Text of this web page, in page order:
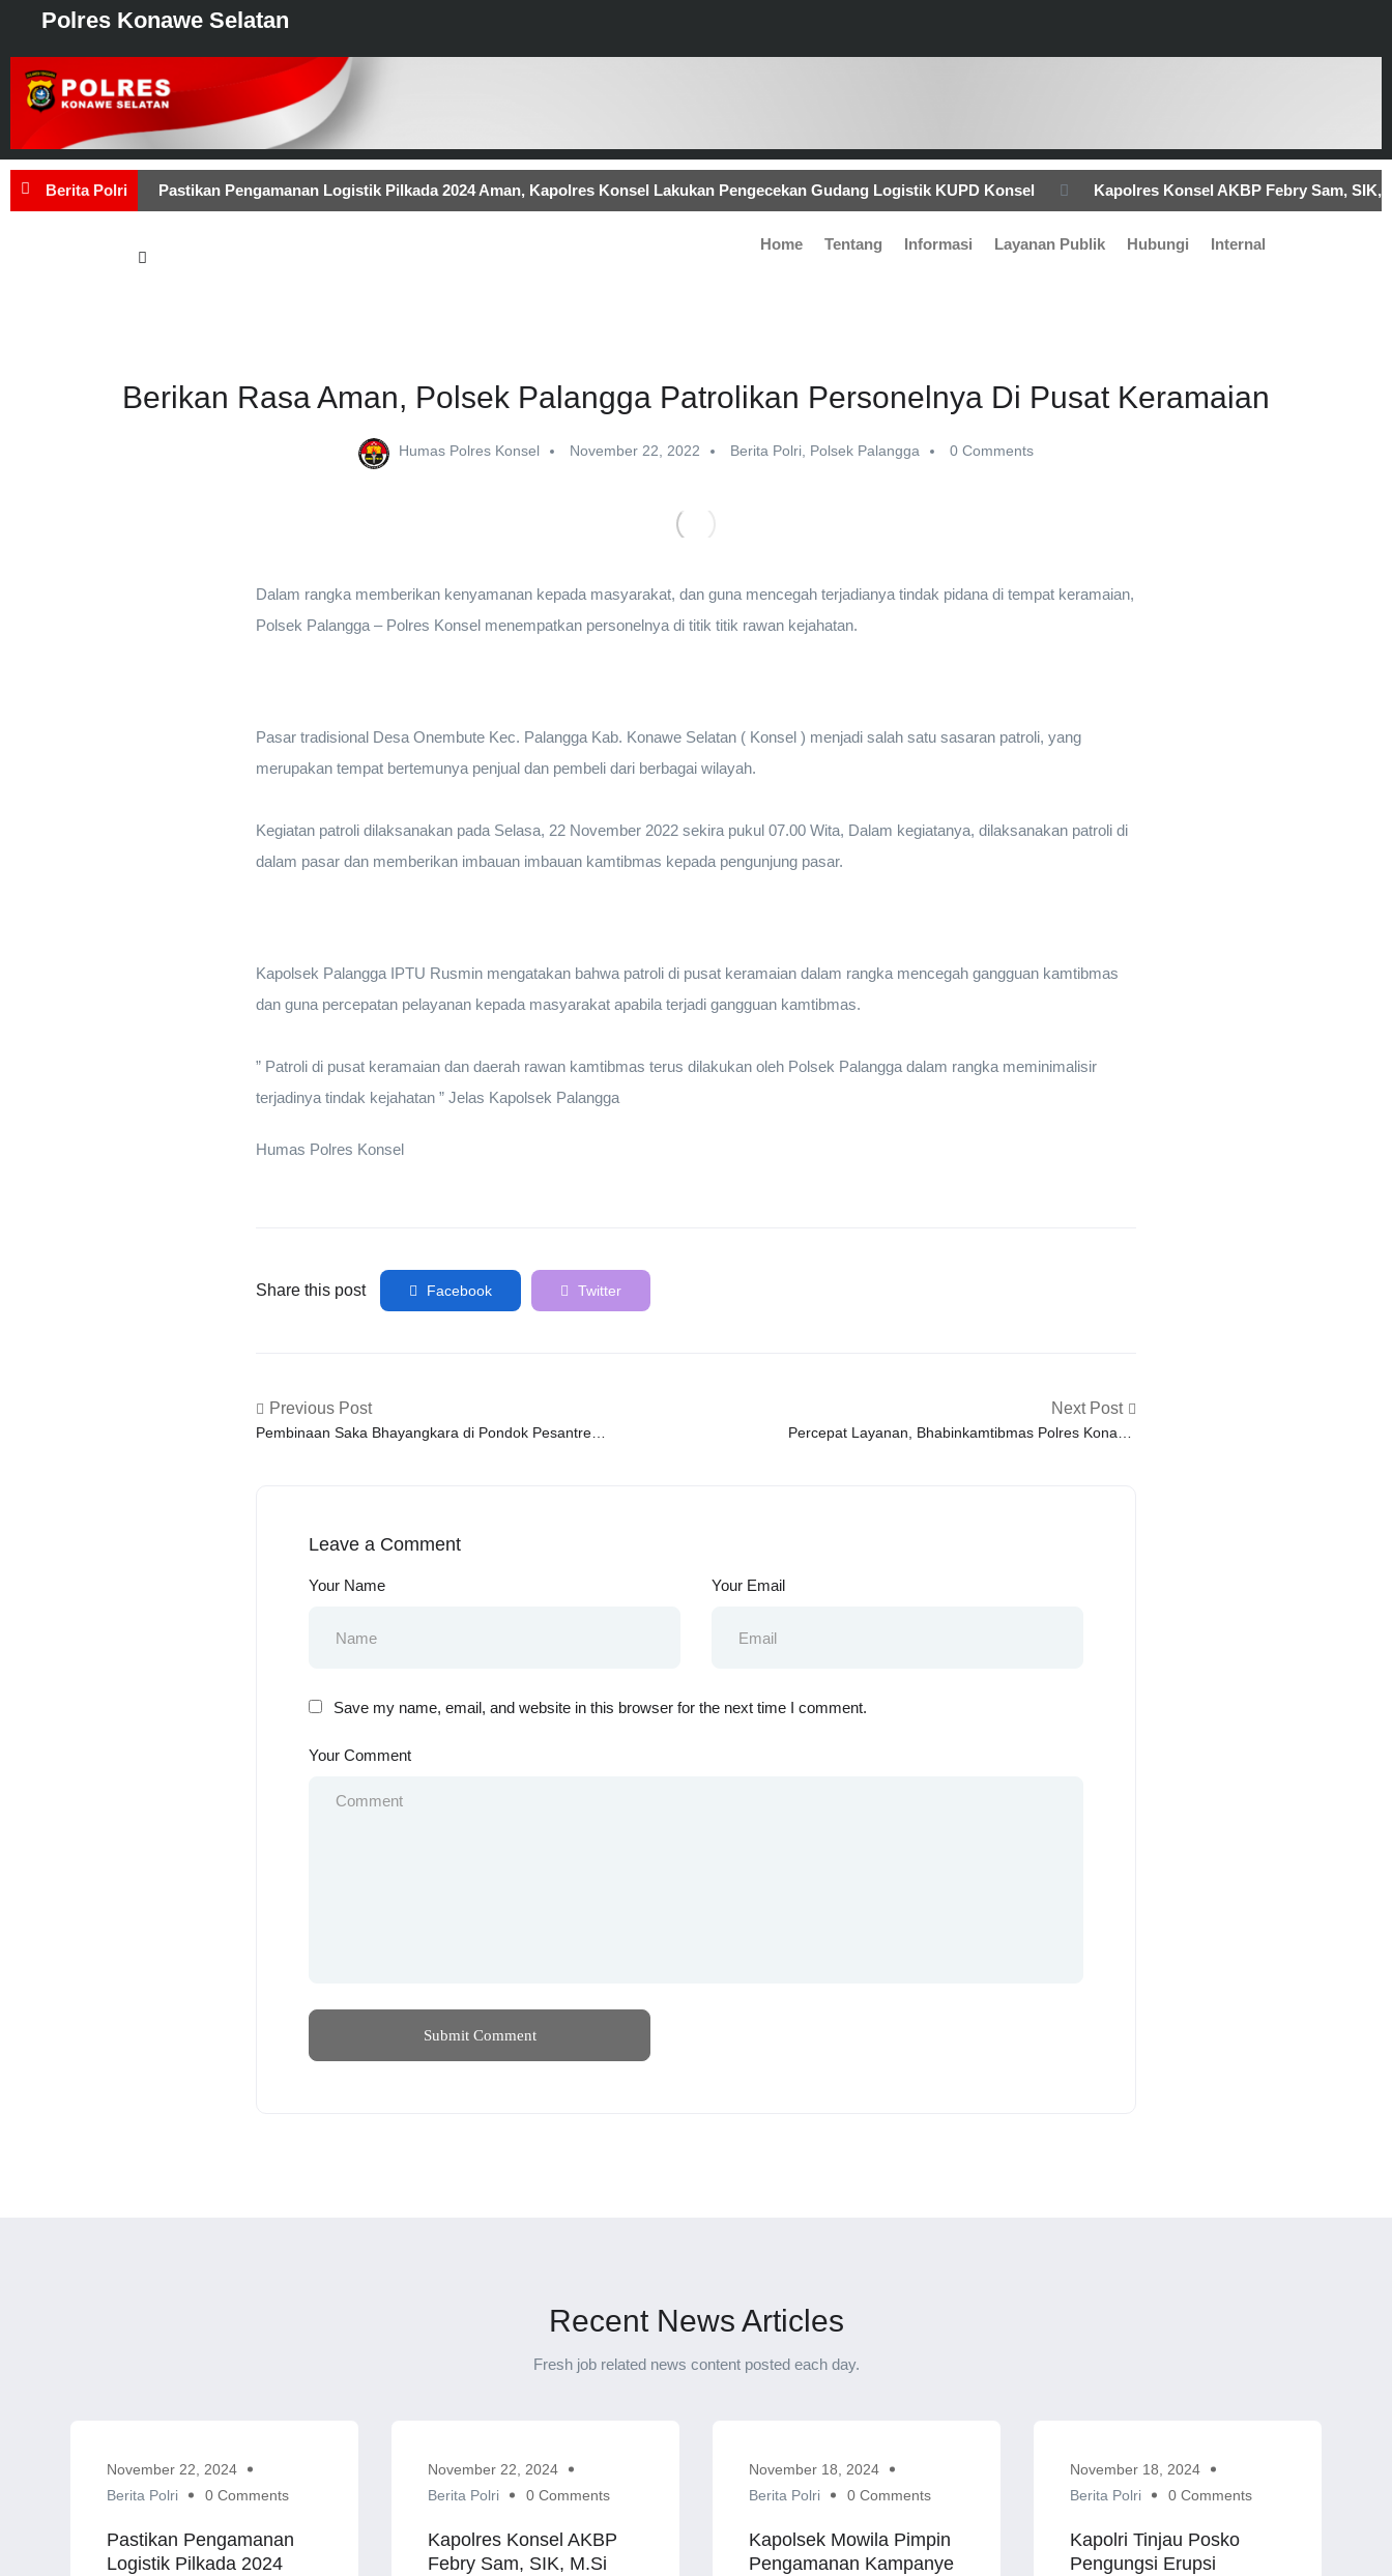
Polres Konawe Selatan
Berita Polri Pastikan Pengamanan Logistik Pilkada 2024 Aman, Kapolres Konsel Lakukan Pengecekan Gudang Logistik KUPD Konsel Kapolres Konsel AKBP Febry Sam, SIK,
Home Tentang Informasi Layanan Publik Hubungi Internal
Berikan Rasa Aman, Polsek Palangga Patrolikan Personelnya Di Pusat Keramaian
Humas Polres Konsel November 22, 2022 Berita Polri, Polsek Palangga 0 Comments
Dalam rangka memberikan kenyamanan kepada masyarakat, dan guna mencegah terjadianya tindak pidana di tempat keramaian,
Polsek Palangga – Polres Konsel menempatkan personelnya di titik titik rawan kejahatan.
Pasar tradisional Desa Onembute Kec. Palangga Kab. Konawe Selatan ( Konsel ) menjadi salah satu sasaran patroli, yang
merupakan tempat bertemunya penjual dan pembeli dari berbagai wilayah.
Kegiatan patroli dilaksanakan pada Selasa, 22 November 2022 sekira pukul 07.00 Wita, Dalam kegiatanya, dilaksanakan patroli di
dalam pasar dan memberikan imbauan imbauan kamtibmas kepada pengunjung pasar.
Kapolsek Palangga IPTU Rusmin mengatakan bahwa patroli di pusat keramaian dalam rangka mencegah gangguan kamtibmas
dan guna percepatan pelayanan kepada masyarakat apabila terjadi gangguan kamtibmas.
” Patroli di pusat keramaian dan daerah rawan kamtibmas terus dilakukan oleh Polsek Palangga dalam rangka meminimalisir
terjadinya tindak kejahatan ” Jelas Kapolsek Palangga
Humas Polres Konsel
Share this post Facebook Twitter
Previous Post
Pembinaan Saka Bhayangkara di Pondok Pesantren
Next Post
Percepat Layanan, Bhabinkamtibmas Polres Konawe
Leave a Comment
Your Name Your Email
Save my name, email, and website in this browser for the next time I comment.
Your Comment
Recent News Articles
Fresh job related news content posted each day.
November 22, 2024
Berita Polri
0 Comments
Pastikan Pengamanan
Logistik Pilkada 2024
November 22, 2024
Berita Polri
0 Comments
Kapolres Konsel AKBP
Febry Sam, SIK, M.Si
November 18, 2024
Berita Polri
0 Comments
Kapolsek Mowila Pimpin
Pengamanan Kampanye
November 18, 2024
Berita Polri
0 Comments
Kapolri Tinjau Posko
Pengungsi Erupsi